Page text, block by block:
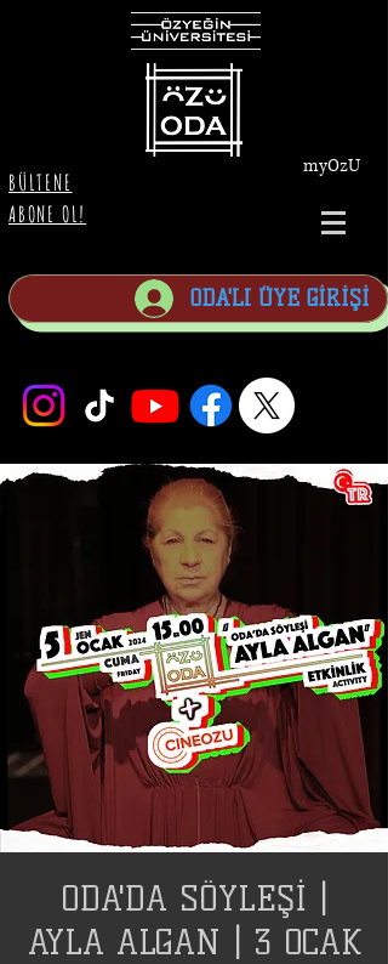
BÜLTENE
ABONE OL!
myOzU
ODA'LI ÜYE GİRİŞİ
ODA'DA SÖYLEŞİ |
AYLA ALGAN | 3 OCAK